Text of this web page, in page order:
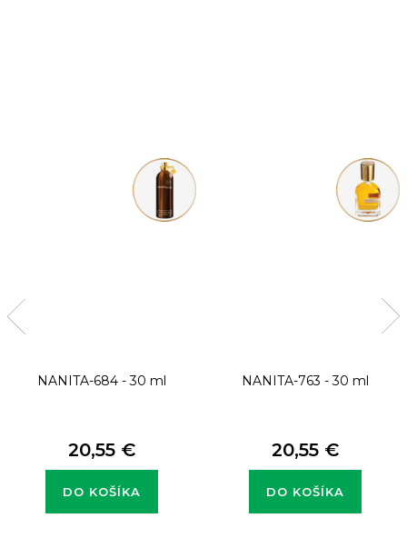
NANITA-684 - 30 ml
20,55 €
DO KOŠÍKA
NANITA-763 - 30 ml
20,55 €
DO KOŠÍKA